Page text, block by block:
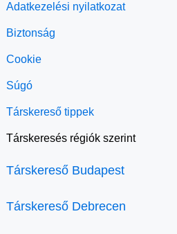
Adatkezelési nyilatkozat
Biztonság
Cookie
Súgó
Társkereső tippek
Társkeresés régiók szerint
Társkereső Budapest
Társkereső Debrecen